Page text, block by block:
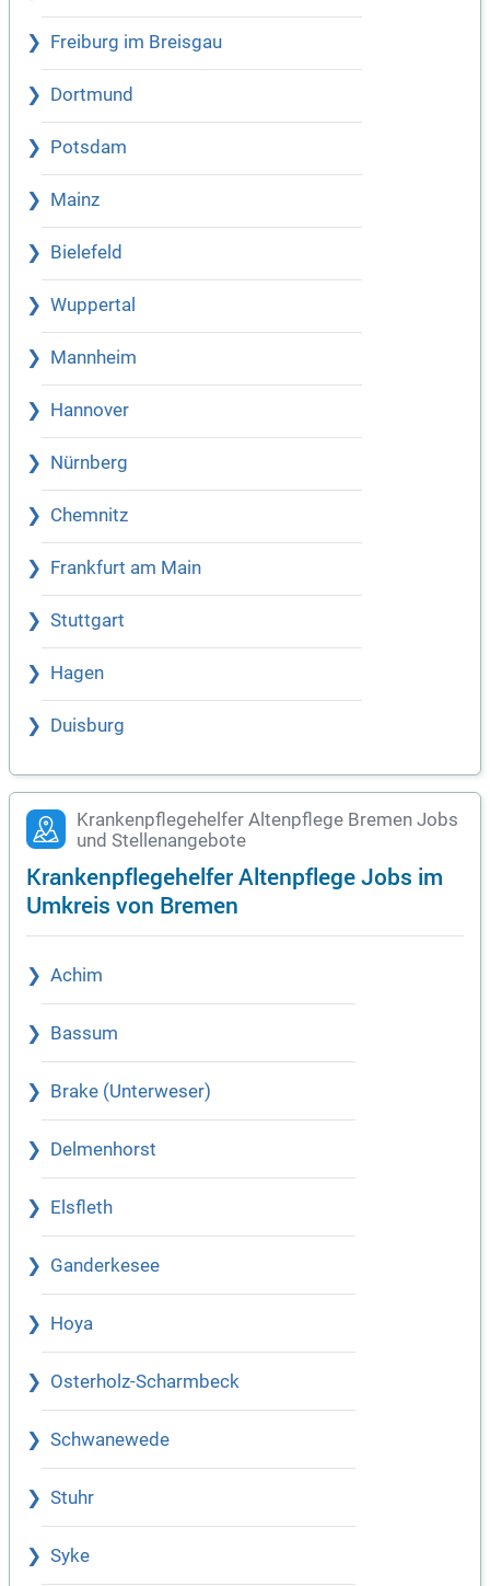
Freiburg im Breisgau
Dortmund
Potsdam
Mainz
Bielefeld
Wuppertal
Mannheim
Hannover
Nürnberg
Chemnitz
Frankfurt am Main
Stuttgart
Hagen
Duisburg
Krankenpflegehelfer Altenpflege Bremen Jobs
und Stellenangebote
Krankenpflegehelfer Altenpflege Jobs im
Umkreis von Bremen
Achim
Bassum
Brake (Unterweser)
Delmenhorst
Elsfleth
Ganderkesee
Hoya
Osterholz-Scharmbeck
Schwanewede
Stuhr
Syke